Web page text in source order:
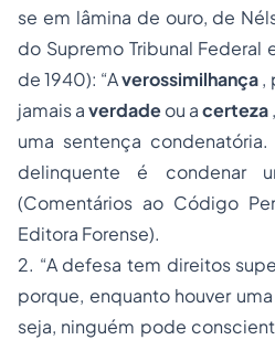
se em lâmina de ouro, de
do Supremo Tribunal Federal
de 1940): “Averossimilhança,
jamais averdadeou acerteza
uma sentença
delinquente é condenar
(Comentários ao Código
Editora Forense).
2. “A defesa tem direitos
porque, enquanto houver
seja, ninguém pode